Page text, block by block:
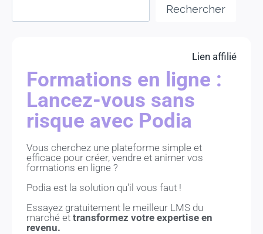
Rechercher
Lien affilié
Formations en ligne :
Lancez-vous sans
risque avec Podia
Vous cherchez une plateforme simple et
efficace pour créer, vendre et animer vos
formations en ligne ?
Podia est la solution qu'il vous faut !
Essayez gratuitement le meilleur LMS du
marché ettransformez votre expertise en
revenu.